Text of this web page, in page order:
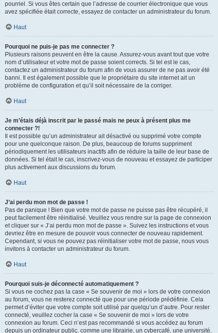
pourriel. Si vous êtes certain que l’adresse de courrier électronique que vous
avez spécifiée était correcte, essayez de contacter un administrateur du forum.
Haut
Pourquoi ne puis-je pas me connecter ?
Plusieurs raisons peuvent en être la cause. Assurez-vous avant tout que votre
nom d’utilisateur et votre mot de passe soient corrects. Si tel est le cas,
contactez un administrateur du forum afin de vous assurer de ne pas avoir été
banni. Il est également possible que le propriétaire du site internet ait un
problème de configuration et qu’il soit nécessaire de la corriger.
Haut
Je m’étais déjà inscrit par le passé mais ne peux à présent plus me
connecter ?!
Il est possible qu’un administrateur ait désactivé ou supprimé votre compte
pour une quelconque raison. De plus, beaucoup de forums suppriment
périodiquement les utilisateurs inactifs afin de réduire la taille de leur base de
données. Si tel était le cas, inscrivez-vous de nouveau et essayez de participer
plus activement aux discussions du forum.
Haut
J’ai perdu mon mot de passe !
Pas de panique ! Bien que votre mot de passe ne puisse pas être récupéré, il
peut facilement être réinitialisé. Veuillez vous rendre sur la page de connexion
et cliquer sur « J’ai perdu mon mot de passe ». Suivez les instructions et vous
devriez être en mesure de pouvoir vous connecter de nouveau rapidement.
Cependant, si vous ne pouvez pas réinitialiser votre mot de passe, nous vous
invitons à contacter un administrateur du forum.
Haut
Pourquoi suis-je déconnecté automatiquement ?
Si vous ne cochez pas la case « Se souvenir de moi » lors de votre connexion
au forum, vous ne resterez connecté que pour une période prédéfinie. Cela
permet d’éviter que votre compte soit utilisé par quelqu’un d’autre. Pour rester
connecté, veuillez cocher la case « Se souvenir de moi » lors de votre
connexion au forum. Ceci n’est pas recommandé si vous accédez au forum
depuis un ordinateur public, comme une librairie, un cybercafé, une université,